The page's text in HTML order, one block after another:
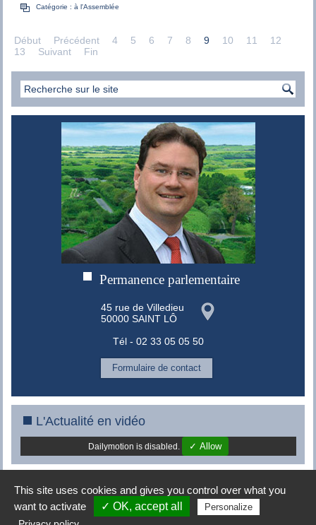
Catégorie :à l'Assemblée
Début Précédent 4 5 6 7 8 9 10 11
12
13
Suivant Fin
Permanence parlementaire
45 rue de Villedieu
50000 SAINT LÔ
Tél - 02 33 05 05 50
Formulaire de contact
L'Actualité en vidéo
Dailymotion is disabled. ✓ Allow
Copyright © 2008-2015 - MES conseils|Mentions légales
Connexion
This site uses cookies and gives you control over what you
want to activate
✓ OK, accept all Personalize